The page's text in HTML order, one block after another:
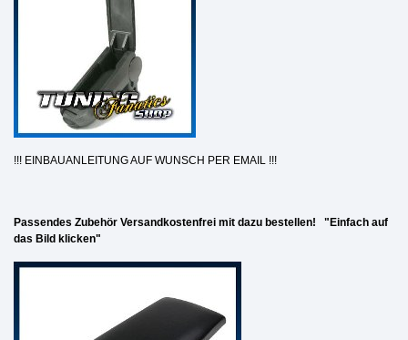
!!! EINBAUANLEITUNG AUF WUNSCH PER EMAIL !!!
Passendes Zubehör Versandkostenfrei mit dazu bestellen! "Einfach auf
das Bild klicken"